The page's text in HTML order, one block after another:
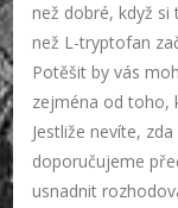
než dobré, když
než L-tryptofan
Potěšit by vás
zejména od toho,
Jestliže nevíte,
doporučujeme
usnadnit